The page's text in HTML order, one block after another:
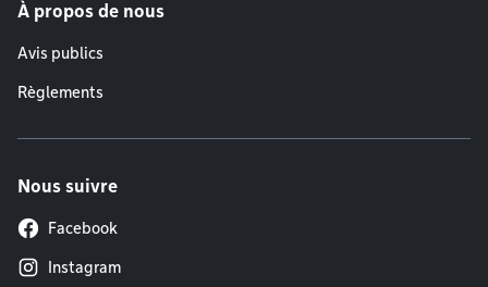
À propos de nous
Avis publics
Règlements
Nous suivre
Facebook
Instagram